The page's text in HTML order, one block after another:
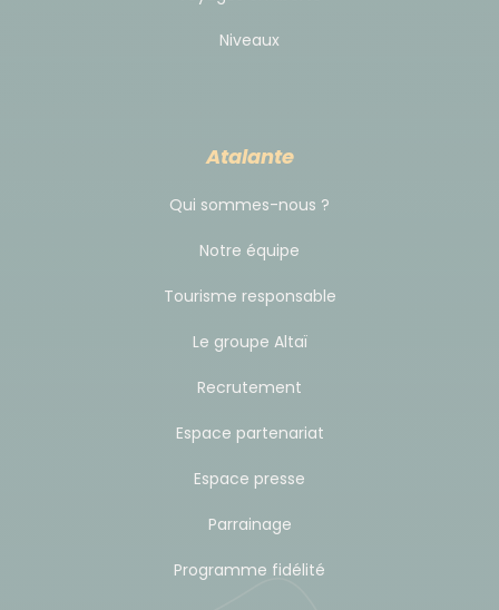
Niveaux
Atalante
Qui sommes-nous ?
Notre équipe
Tourisme responsable
Le groupe Altaï
Recrutement
Espace partenariat
Espace presse
Parrainage
Programme fidélité